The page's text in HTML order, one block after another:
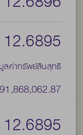
12.6895
มูลค่าทรัพย์สินสุทธิ
91,868,062.87
12.6895